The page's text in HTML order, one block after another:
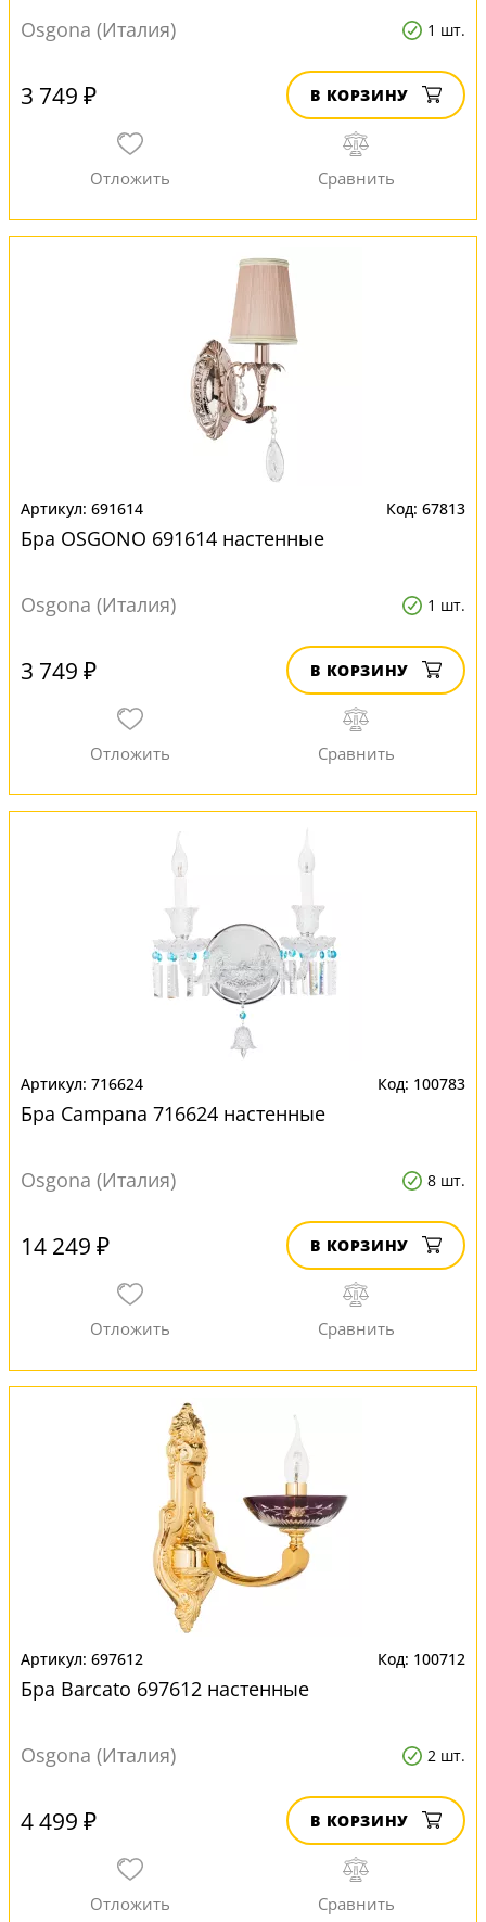
Osgona (Италия) 1 шт.
3 749 ₽ В КОРЗИНУ
691614 67813
Бра OSGONO 691614 настенные
Osgona (Италия) 1 шт.
3 749 ₽ В КОРЗИНУ
716624 100783
Бра Campana 716624 настенные
Osgona (Италия) 8 шт.
14 249 ₽ В КОРЗИНУ
697612 100712
Бра Barcato 697612 настенные
Osgona (Италия) 2 шт.
4 499 ₽ В КОРЗИНУ